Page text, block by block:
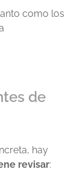
como los
de
hay
revisar: